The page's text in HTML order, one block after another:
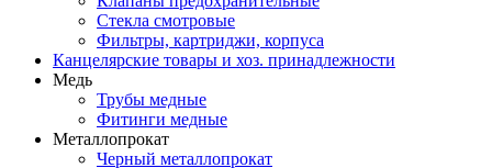
Стекла смотровые
Фильтры, картриджи, корпуса
Канцелярские товары и хоз. принадлежности
Медь
Трубы медные
Фитинги медные
Металлопрокат
Черный металлопрокат